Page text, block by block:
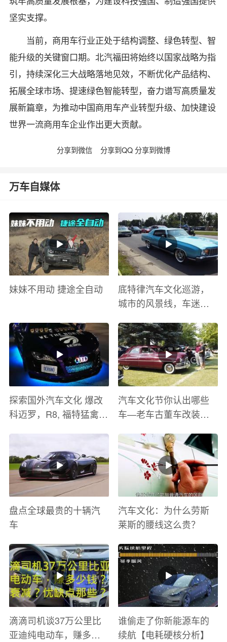
坚实支撑。
当前，商用车行业正处于结构调整、绿色转型、智
能升级的关键窗口期。北汽福田将始终以国家战略为指
引，持续深化三大战略落地见效，不断优化产品结构、
拓展全球市场、提速绿色智能转型，奋力谱写高质量发
展新篇章，为推动中国商用车产业转型升级、加快建设
世界一流商用车企业作出更大贡献。
分享到微信 分享到QQ 分享到微博
万车自媒体
妹妹不用动 捷途全自动
底特律汽车文化巡游，
城市的风景线，车迷的
探索国外汽车文化 爆改
科迈罗，R8, 福特猛禽
汽车文化节你认出哪些
车—老车古董车改装车
盘点全球最贵的十辆汽
车
汽车文化：为什么劳斯
莱斯的腰线这么贵？
滴滴司机谈37万公里比
亚迪纯电动车，赚多少
谁偷走了你新能源车的
续航【电耗硬核分析】